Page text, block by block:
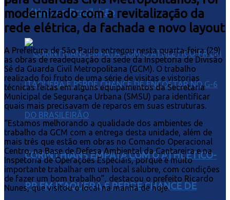
sétimo no Brasileirão
CORINTHIANS EMPATA COM O ATHLETICO-
PR EM ITAQUERA E PERDE CHANCE DE
modernizado com a revitalização da
rede elétrica, da fachada e novo layout
A Prefeitura de São Paulo entregou nesta quarta-feira (29)
as obras de readequação da sede da Inspetoria de Divisão
Sé da Guarda Civil Metropolitana (GCM). O trabalho
realizado foi fruto de uma série de visitas e vistorias
técnicas feitas em alguns equipamentos da Secretaria
Municipal de Segurança Urbana (SMSU) para identificar
quais mais precisavam de reparos em suas estruturas.
“Estamos melhorando a qualidade dos ambientes de
trabalho da GCM com a entrega desta unidade, além de
mais três que estão em obras no Comando Operacional
Centro, na Base de Defesa Ambiental da Cantareira e na
Inspetoria de Operações Especiais, porque é muito
importante trabalhar em um local salubre, com condições
de fazer um bom trabalho”, destacou o prefeito Ricardo
Nunes, que visitou o local na manhã de hoje.